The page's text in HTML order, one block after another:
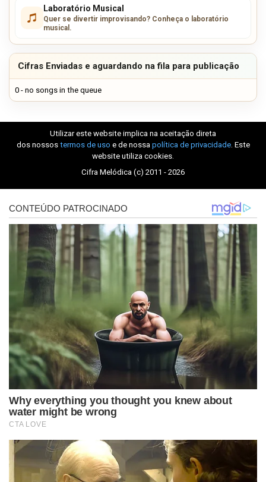
Laboratório Musical
Quer se divertir improvisando? Conheça o laboratório
musical.
Cifras Enviadas e aguardando na fila para publicação
0 - no songs in the queue
Utilizar este website implica na aceitação direta
dos nossos termos de uso e de nossa política de privacidade. Este
website utiliza cookies.
Cifra Melódica (c) 2011 - 2026